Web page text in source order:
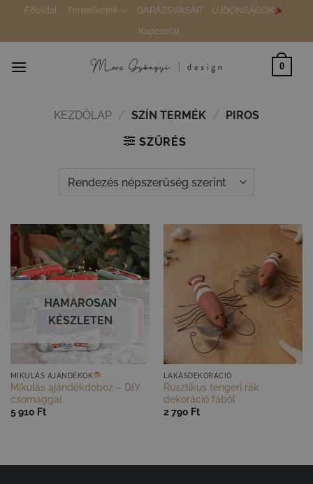
content
Főoldal Termékeink GARÁZSVÁSÁR
ÚJDONSÁGOK
Kapcsolat
0
KEZDŐLAP / SZÍN TERMÉK / PIROS
SZŰRÉS
GYORS NÉZET
HAMAROSAN
KÉSZLETEN
MIKULÁS AJÁNDÉKOK
Mikulás ajándékdoboz – DIY
csomaggal
5 910 Ft
GYORS NÉZET
LAKÁSDEKORÁCIÓ
Rusztikus tengeri rák
dekoráció fából
2 790 Ft